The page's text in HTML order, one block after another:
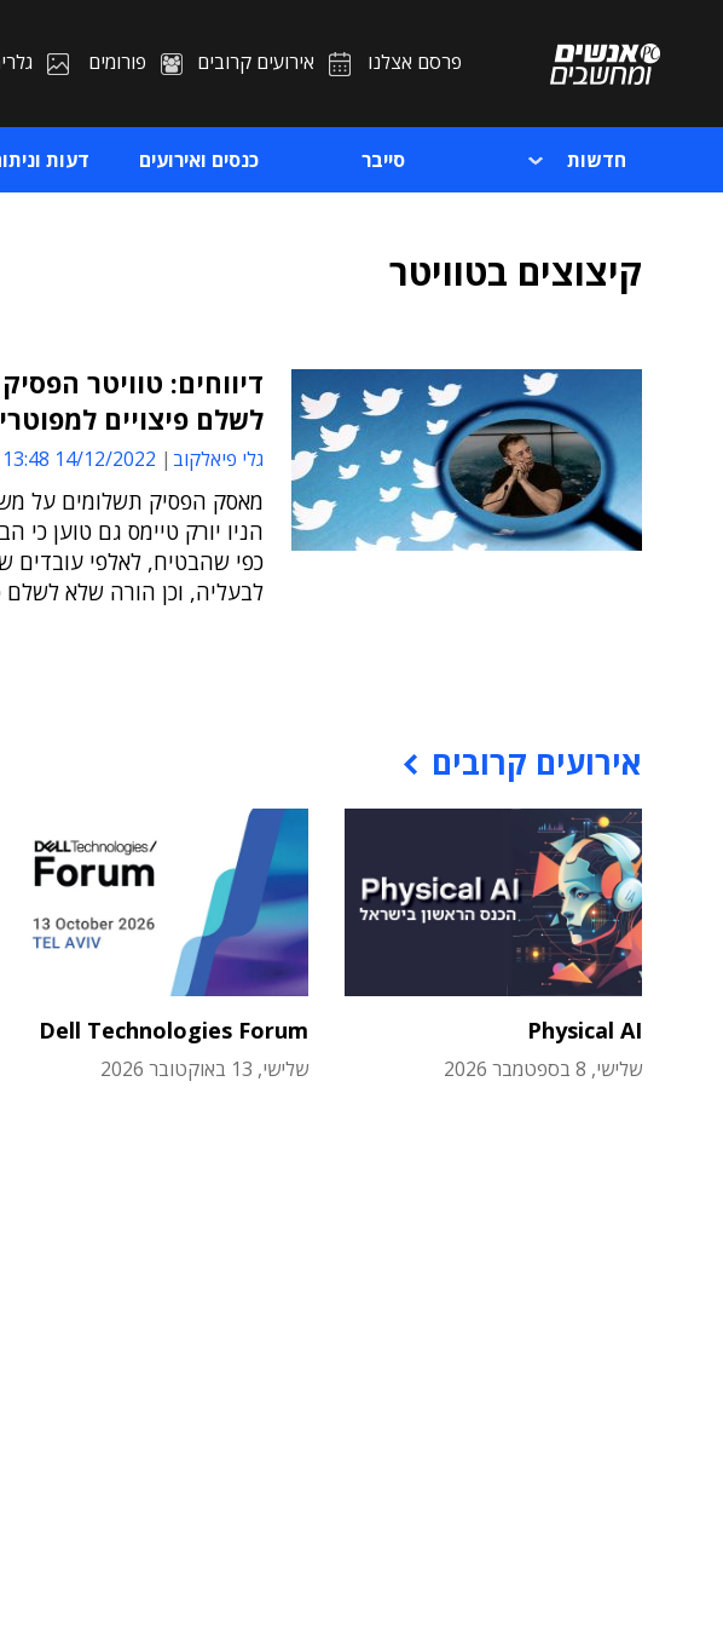
פרסם אצלנו אירועים קרובים פורומים
חדשות סייבר כנסים ואירועים דעות
קיצוצים בטוויטר
דיווחים: טוויטר
לשלם פיצויים
גלי פיאלקוב 14/12/2022 13:48
מאסק הפסיק תשלומים על
הניו יורק טיימס גם טוען
כפי שהבטיח, לאלפי עובדים
לבעליה, וכן הורה שלא לשלם
אירועים קרובים
Physical AI
שלישי, 8 בספטמבר 2026
Dell Technologies Forum
שלישי, 13 באוקטובר 2026